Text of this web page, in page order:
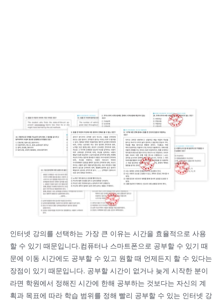
인터넷 강의를 선택하는 가장 큰 이유는 시간을 효율적으로 사용
할 수 있기 때문입니다.컴퓨터나 스마트폰으로 공부할 수 있기 때
문에 이동 시간에도 공부할 수 있고 원할 때 언제든지 할 수 있다는
장점이 있기 때문입니다. 공부할 시간이 없거나 늦게 시작한 분이
라면 학원에서 정해진 시간에 한해 공부하는 것보다는 자신의 계
획과 목표에 따라 학습 범위를 정해 빨리 공부할 수 있는 인터넷 강